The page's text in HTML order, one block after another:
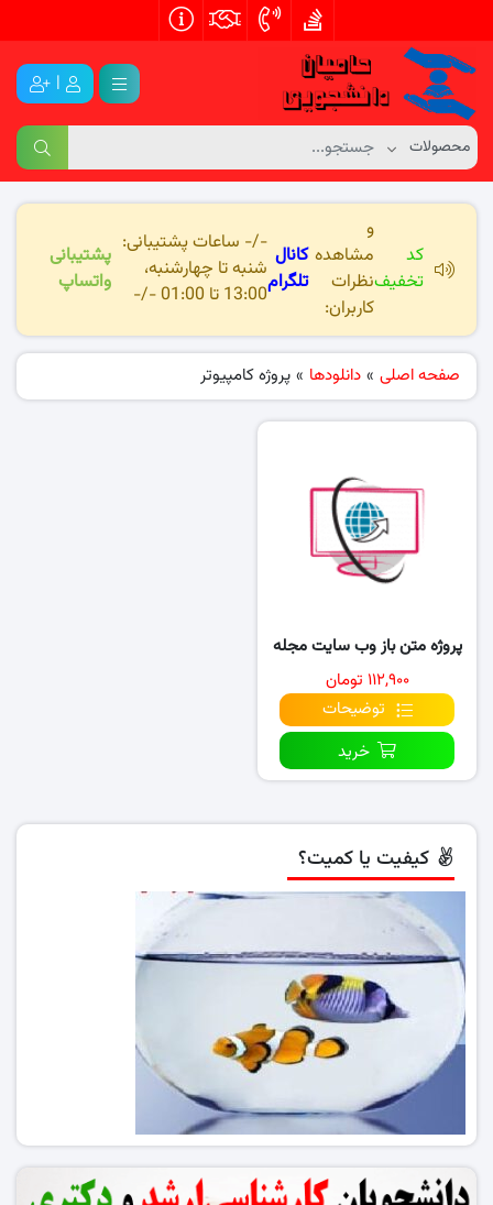
|
کد
تخفیف
و
مشاهده
نظرات
کاربران:
کانال
تلگرام
-/- ساعات پشتیبانی:
شنبه تا چهارشنبه،
13:00 تا 01:00 -/-
پشتیبانی
واتساپ
صفحه اصلی » دانلودها » پروژه کامپیوتر
پروژه متن باز وب سایت مجله
۱۱۲,۹۰۰ تومان
توضیحات
خرید
کیفیت یا کمیت؟